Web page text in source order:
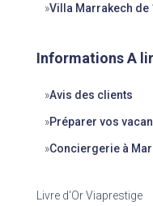
»Villa Marrakech de
Informations A
»Avis des clients
»Préparer vos
»Conciergerie à
Livre d'Or Viaprestige